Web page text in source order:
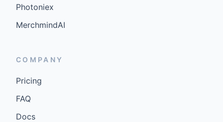
Photoniex
MerchmindAI
COMPANY
Pricing
FAQ
Docs